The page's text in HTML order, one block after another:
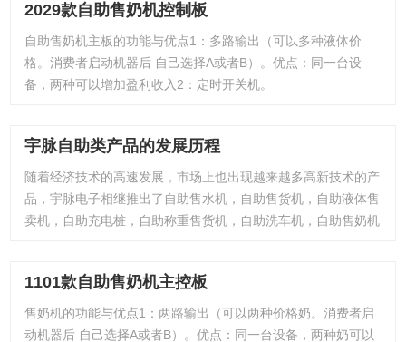
2029款自助售奶机控制板
自助售奶机主板的功能与优点1：多路输出（可以多种液体价
格。消费者启动机器后 自己选择A或者B）。优点：同一台设
备，两种可以增加盈利收入2：定时开关机。
宇脉自助类产品的发展历程
随着经济技术的高速发展，市场上也出现越来越多高新技术的产
品，宇脉电子相继推出了自助售水机，自助售货机，自助液体售
卖机，自助充电桩，自助称重售货机，自助洗车机，自助售奶机
1101款自助售奶机主控板
售奶机的功能与优点1：两路输出（可以两种价格奶。消费者启
动机器后 自己选择A或者B）。优点：同一台设备，两种奶可以